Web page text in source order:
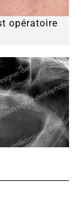
opératoire